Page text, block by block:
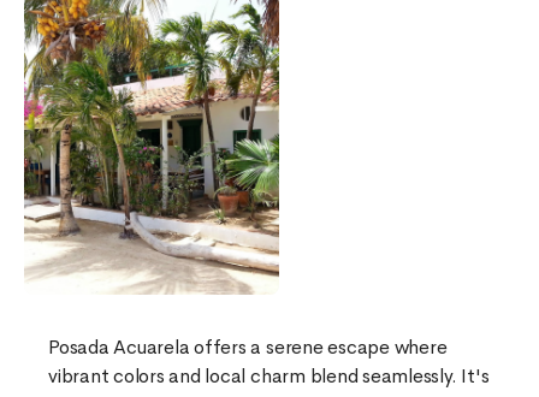
Posada Acuarela offers a serene escape where
vibrant colors and local charm blend seamlessly. It's